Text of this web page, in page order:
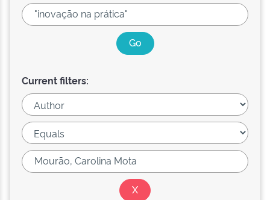
Current filters: